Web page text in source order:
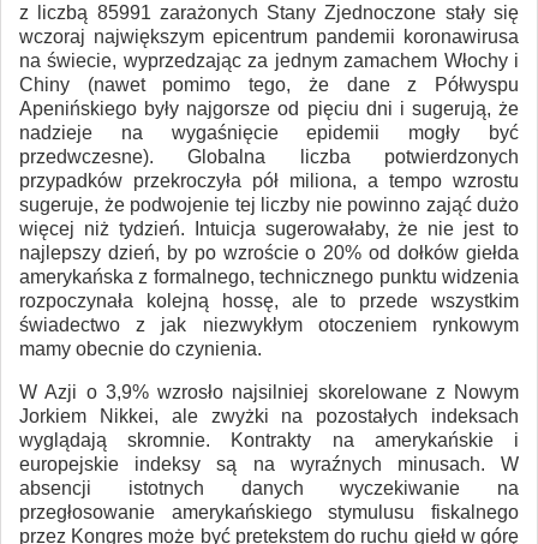
z liczbą 85991 zarażonych Stany Zjednoczone stały się
wczoraj największym epicentrum pandemii koronawirusa
na świecie, wyprzedzając za jednym zamachem Włochy i
Chiny (nawet pomimo tego, że dane z Półwyspu
Apenińskiego były najgorsze od pięciu dni i sugerują, że
nadzieje na wygaśnięcie epidemii mogły być
przedwczesne). Globalna liczba potwierdzonych
przypadków przekroczyła pół miliona, a tempo wzrostu
sugeruje, że podwojenie tej liczby nie powinno zająć dużo
więcej niż tydzień. Intuicja sugerowałaby, że nie jest to
najlepszy dzień, by po wzroście o 20% od dołków giełda
amerykańska z formalnego, technicznego punktu widzenia
rozpoczynała kolejną hossę, ale to przede wszystkim
świadectwo z jak niezwykłym otoczeniem rynkowym
mamy obecnie do czynienia.
W Azji o 3,9% wzrosło najsilniej skorelowane z Nowym
Jorkiem Nikkei, ale zwyżki na pozostałych indeksach
wyglądają skromnie. Kontrakty na amerykańskie i
europejskie indeksy są na wyraźnych minusach. W
absencji istotnych danych wyczekiwanie na
przegłosowanie amerykańskiego stymulusu fiskalnego
przez Kongres może być pretekstem do ruchu giełd w górę